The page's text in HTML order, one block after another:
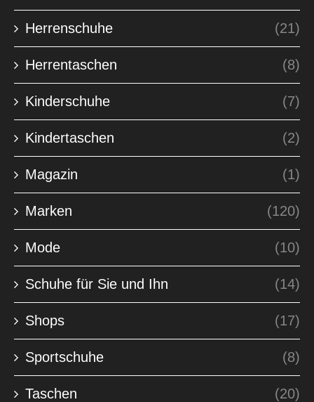
Herrenschuhe (21)
Herrentaschen (8)
Kinderschuhe (7)
Kindertaschen (2)
Magazin (1)
Marken (120)
Mode (10)
Schuhe für Sie und Ihn (14)
Shops (17)
Sportschuhe (8)
Taschen (20)